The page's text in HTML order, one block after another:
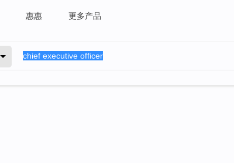
惠惠 更多产品